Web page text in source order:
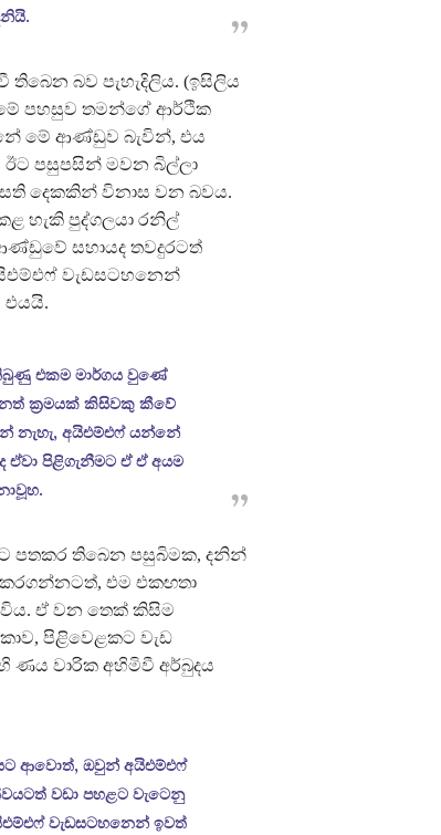
තිබෙන බව පැහැදිලිය. (ඉසිලිය
පහසුව තමන්ගේ ආර්ථික
මේ ආණ්ඩුව බැවින්, එය
පසුපසින් මවන බිල්ලා
දෙකකින් විනාස වන බවය.
හැකි පුද්ගලයා රනිල්
සහායද තවදුරටත්
වැඩසටහනෙන්
එයයි.
එකම මාර්ගය වුණේ
ක්‍රමයක් කිසිවකු කීවේ
නැහැ, අයිඑම්එෆ් යන්නේ
ඒවා පිළිගැනීමට ඒ ඒ අයම
පතකර තිබෙන පසුබිමක, දනින්
එම එකඟතා
ඒ වන තෙක් කිසිම
පිළිවෙළකට වැඩ
වාරික අහිමිවී අර්බුදය
ආවොත්, ඔවුන් අයිඑම්එෆ්
වඩා පහළට වැටෙනු
වැඩසටහනෙන් ඉවත්